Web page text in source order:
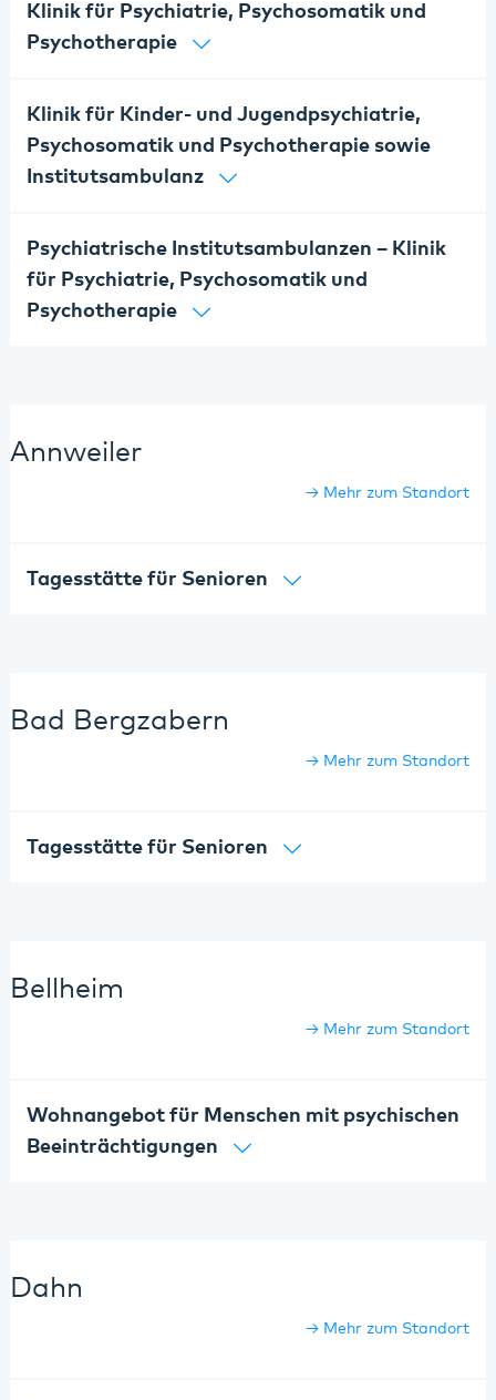
Klinik für Psychiatrie, Psychosomatik und
Psychotherapie
Klinik für Kinder- und Jugendpsychiatrie,
Psychosomatik und Psychotherapie sowie
Institutsambulanz
Psychiatrische Institutsambulanzen – Klinik
für Psychiatrie, Psychosomatik und
Psychotherapie
Annweiler
Mehr zum Standort
Tagesstätte für Senioren
Bad Bergzabern
Mehr zum Standort
Tagesstätte für Senioren
Bellheim
Mehr zum Standort
Wohnangebot für Menschen mit psychischen
Beeinträchtigungen
Dahn
Mehr zum Standort